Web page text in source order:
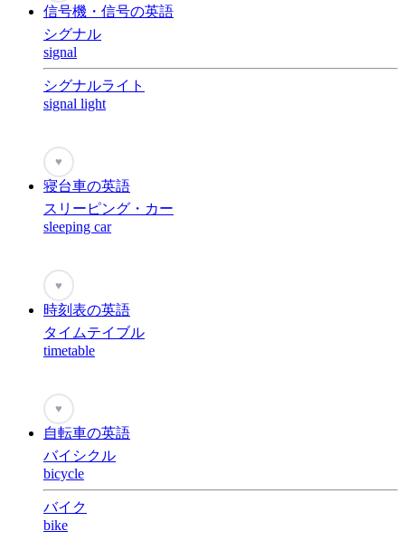
信号機・信号の英語
シグナル
signal
シグナルライト
signal light
♥
寝台車の英語
スリーピング・カー
sleeping car
♥
時刻表の英語
タイムテイブル
timetable
♥
自転車の英語
バイシクル
bicycle
バイク
bike